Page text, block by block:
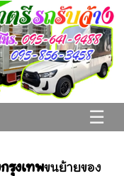
☰
รุงเทพขนย้ายของ